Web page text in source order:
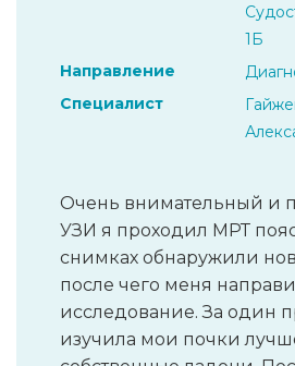
1Б
Направление
Специалист
Очень внимательный и
УЗИ я проходил МРТ
снимках обнаружили
после чего меня
исследование. За один
изучила мои почки